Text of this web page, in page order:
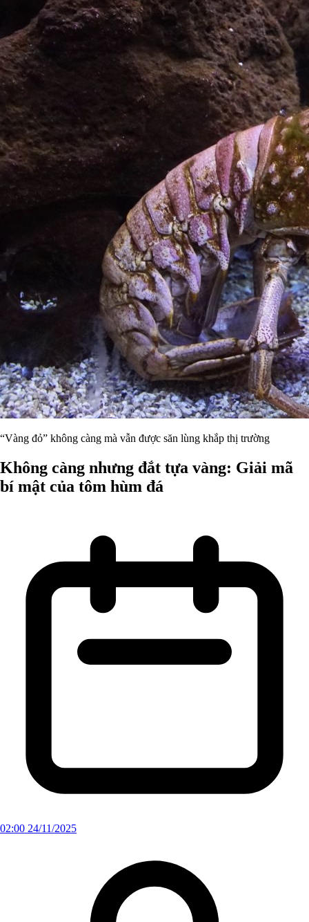
“Vàng đỏ” không càng mà vẫn được săn lùng khắp thị trường
Không càng nhưng đắt tựa vàng: Giải mã
bí mật của tôm hùm đá
02:00 24/11/2025